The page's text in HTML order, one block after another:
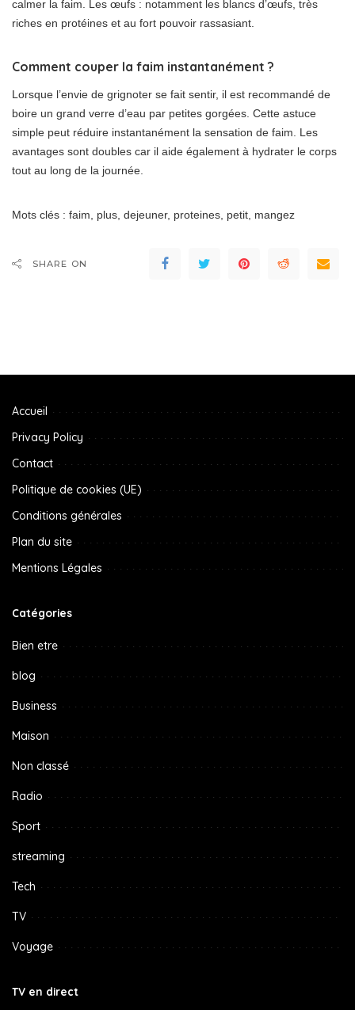
calmer la faim. Les œufs : notamment les blancs d’œufs, très
riches en protéines et au fort pouvoir rassasiant.
Comment couper la faim instantanément ?
Lorsque l’envie de grignoter se fait sentir, il est recommandé de
boire un grand verre d’eau par petites gorgées. Cette astuce
simple peut réduire instantanément la sensation de faim. Les
avantages sont doubles car il aide également à hydrater le corps
tout au long de la journée.
Mots clés : faim, plus, dejeuner, proteines, petit, mangez
SHARE ON
Accueil
Privacy Policy
Contact
Politique de cookies (UE)
Conditions générales
Plan du site
Mentions Légales
Catégories
Bien etre
blog
Business
Maison
Non classé
Radio
Sport
streaming
Tech
TV
Voyage
TV en direct